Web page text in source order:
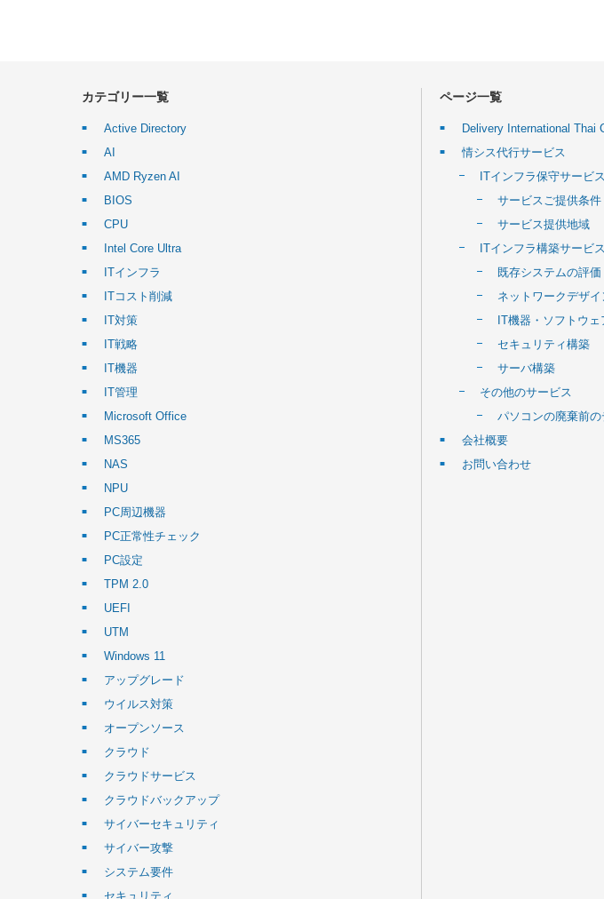
カテゴリー一覧
Active Directory
AI
AMD Ryzen AI
BIOS
CPU
Intel Core Ultra
ITインフラ
ITコスト削減
IT対策
IT戦略
IT機器
IT管理
Microsoft Office
MS365
NAS
NPU
PC周辺機器
PC正常性チェック
PC設定
TPM 2.0
UEFI
UTM
Windows 11
アップグレード
ウイルス対策
オープンソース
クラウド
クラウドサービス
クラウドバックアップ
サイバーセキュリティ
サイバー攻撃
システム要件
セキュリティ
ページ一覧
Delivery International Thai
情シス代行サービス
ITインフラ保守サービス
サービスご提供条件
サービス提供地域
ITインフラ構築サービス
既存システムの評価
ネットワークデザ
IT機器・ソフトウ
セキュリティ構築
サーバ構築
その他のサービス
パソコンの廃棄前
会社概要
お問い合わせ